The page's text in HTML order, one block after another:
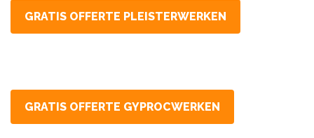
GRATIS OFFERTE PLEISTERWERKEN
GRATIS OFFERTE GYPROCWERKEN